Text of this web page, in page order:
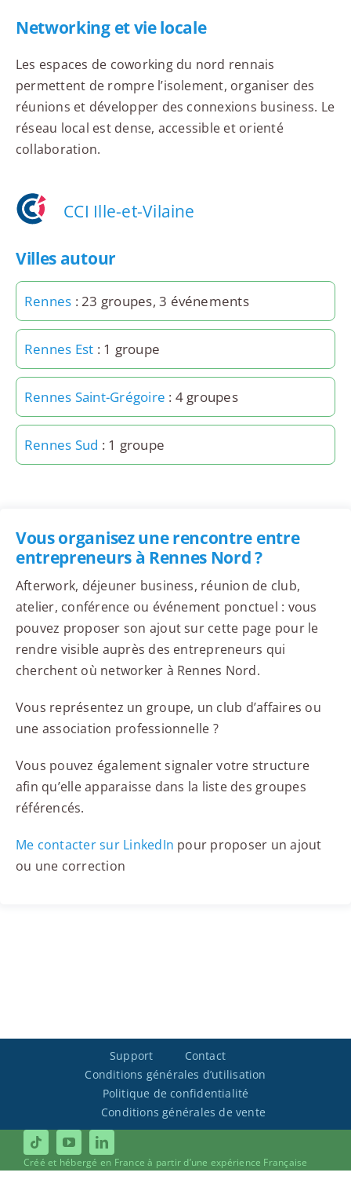
Networking et vie locale
Les espaces de coworking du nord rennais
permettent de rompre l’isolement, organiser des
réunions et développer des connexions business. Le
réseau local est dense, accessible et orienté
collaboration.
CCI Ille-et-Vilaine
Villes autour
Rennes : 23 groupes, 3 événements
Rennes Est : 1 groupe
Rennes Saint-Grégoire : 4 groupes
Rennes Sud : 1 groupe
Vous organisez une rencontre entre
entrepreneurs à Rennes Nord ?
Afterwork, déjeuner business, réunion de club,
atelier, conférence ou événement ponctuel : vous
pouvez proposer son ajout sur cette page pour le
rendre visible auprès des entrepreneurs qui
cherchent où networker à Rennes Nord.
Vous représentez un groupe, un club d’affaires ou
une association professionnelle ?
Vous pouvez également signaler votre structure
afin qu’elle apparaisse dans la liste des groupes
référencés.
Me contacter sur LinkedIn pour proposer un ajout
ou une correction
Support
Contact
Conditions générales d’utilisation
Politique de confidentialité
Conditions générales de vente
Créé et hébergé en France à partir d’une expérience Française